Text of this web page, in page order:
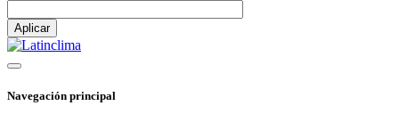
Navegación principal